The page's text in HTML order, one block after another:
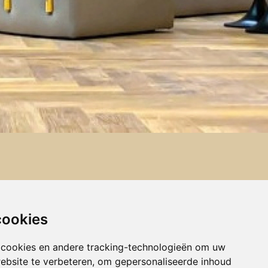
en andere tracking-technologieën om uw
te verbeteren, om gepersonaliseerde inhoud